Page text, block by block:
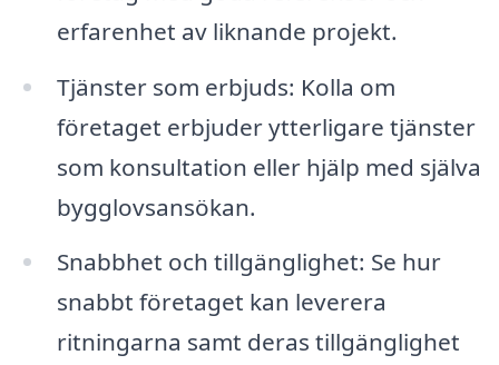
erfarenhet av liknande projekt.
Tjänster som erbjuds: Kolla om
företaget erbjuder ytterligare tjänster
som konsultation eller hjälp med själva
bygglovsansökan.
Snabbhet och tillgänglighet: Se hur
snabbt företaget kan leverera
ritningarna samt deras tillgänglighet